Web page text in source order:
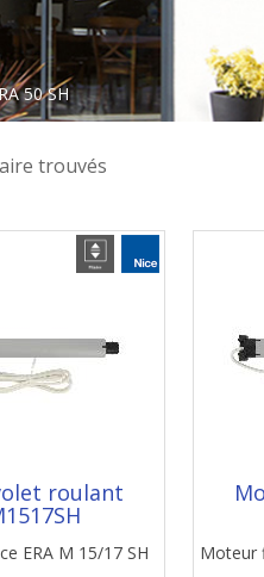
50 SH
trouvés
roulant
ERA M 15/17 SH
Moteur